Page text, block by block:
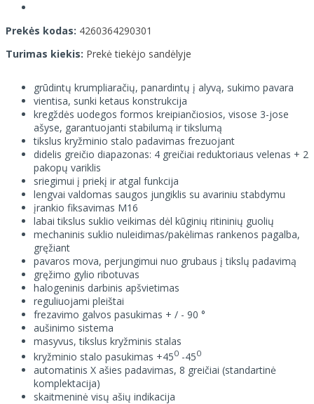
Prekės kodas: 4260364290301
Turimas kiekis: Prekė tiekėjo sandėlyje
grūdintų krumpliaračių, panardintų į alyvą, sukimo pavara
vientisa, sunki ketaus konstrukcija
kregždės uodegos formos kreipiančiosios, visose 3-jose
ašyse, garantuojanti stabilumą ir tikslumą
tikslus kryžminio stalo padavimas frezuojant
didelis greičio diapazonas: 4 greičiai reduktoriaus velenas + 2
pakopų variklis
sriegimui į priekį ir atgal funkcija
lengvai valdomas saugos jungiklis su avariniu stabdymu
įrankio fiksavimas M16
labai tikslus suklio veikimas dėl kūginių ritininių guolių
mechaninis suklio nuleidimas/pakėlimas rankenos pagalba,
gręžiant
pavaros mova, perjungimui nuo grubaus į tikslų padavimą
gręžimo gylio ribotuvas
halogeninis darbinis apšvietimas
reguliuojami pleištai
frezavimo galvos pasukimas + / - 90 °
aušinimo sistema
masyvus, tikslus kryžminis stalas
kryžminio stalo pasukimas +450 -450
automatinis X ašies padavimas, 8 greičiai (standartinė
komplektacija)
skaitmeninė visų ašių indikacija